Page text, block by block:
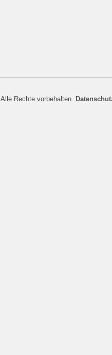
Alle Rechte vorbehalten.